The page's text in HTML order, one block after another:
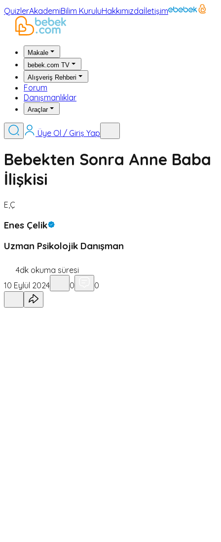
QuizlerAkademiBilim KuruluHakkımızdaİletişim
Makale
bebek.com TV
Alışveriş Rehberi
Forum
Danışmanlıklar
Araçlar
Üye Ol / Giriş Yap
Bebekten Sonra Anne Baba
İlişkisi
E,Ç
Enes Çelik
Uzman Psikolojik Danışman
4dk okuma süresi
10 Eylül 2024
0 0